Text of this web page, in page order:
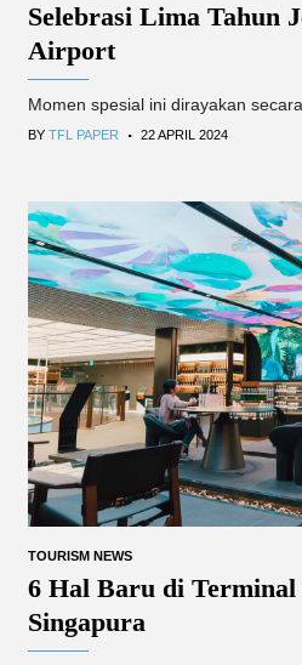
Selebrasi Lima Tahun
Airport
Momen spesial ini dirayakan
BY TFL PAPER . 22 APRIL 2024
TOURISM NEWS
6 Hal Baru di
Singapura